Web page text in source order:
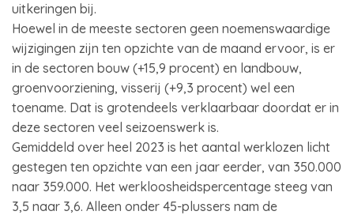
uitkeringen bij.
Hoewel in de meeste sectoren geen noemenswaardige
wijzigingen zijn ten opzichte van de maand ervoor, is er
in de sectoren bouw (+15,9 procent) en landbouw,
groenvoorziening, visserij (+9,3 procent) wel een
toename. Dat is grotendeels verklaarbaar doordat er in
deze sectoren veel seizoenswerk is.
Gemiddeld over heel 2023 is het aantal werklozen licht
gestegen ten opzichte van een jaar eerder, van 350.000
naar 359.000. Het werkloosheidspercentage steeg van
3,5 naar 3,6. Alleen onder 45-plussers nam de